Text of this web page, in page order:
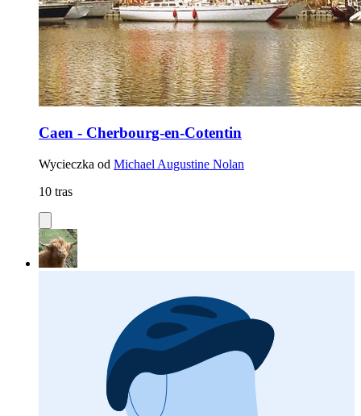
Caen - Cherbourg-en-Cotentin
Wycieczka od Michael Augustine Nolan
10 tras